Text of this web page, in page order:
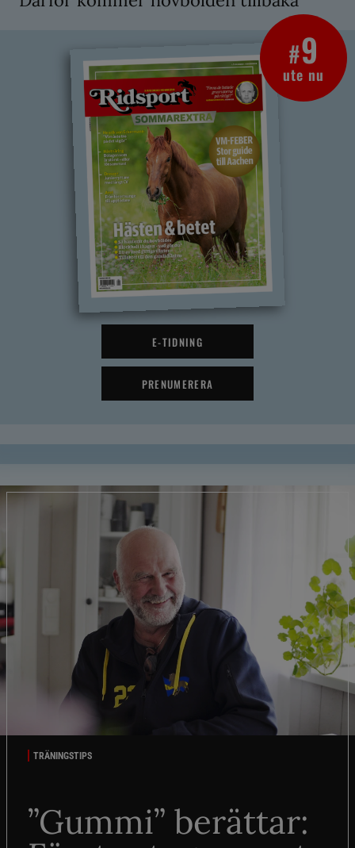
#9
ute nu
E-TIDNING
PRENUMERERA
TRÄNINGSTIPS
”Gummi” berättar: